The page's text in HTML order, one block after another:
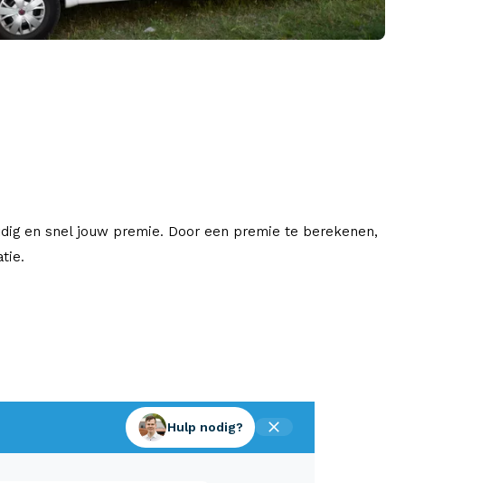
en snel jouw premie. Door een premie te berekenen,
Hulp nodig?